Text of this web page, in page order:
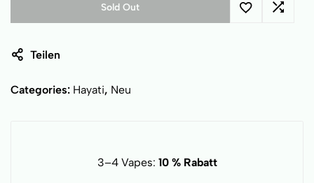
Sold Out
Teilen
Categories: Hayati, Neu
3–4 Vapes: 10 % Rabatt